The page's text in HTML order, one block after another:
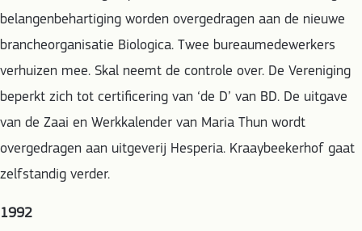
belangenbehartiging worden overgedragen aan de nieuwe
brancheorganisatie Biologica. Twee bureaumedewerkers
verhuizen mee. Skal neemt de controle over. De Vereniging
beperkt zich tot certificering van ‘de D’ van BD. De uitgave
van de Zaai en Werkkalender van Maria Thun wordt
overgedragen aan uitgeverij Hesperia. Kraaybeekerhof gaat
zelfstandig verder.
1992